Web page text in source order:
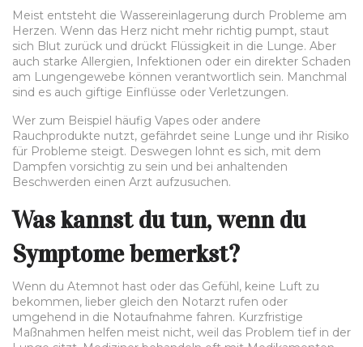
Meist entsteht die Wassereinlagerung durch Probleme am
Herzen. Wenn das Herz nicht mehr richtig pumpt, staut
sich Blut zurück und drückt Flüssigkeit in die Lunge. Aber
auch starke Allergien, Infektionen oder ein direkter Schaden
am Lungengewebe können verantwortlich sein. Manchmal
sind es auch giftige Einflüsse oder Verletzungen.
Wer zum Beispiel häufig Vapes oder andere
Rauchprodukte nutzt, gefährdet seine Lunge und ihr Risiko
für Probleme steigt. Deswegen lohnt es sich, mit dem
Dampfen vorsichtig zu sein und bei anhaltenden
Beschwerden einen Arzt aufzusuchen.
Was kannst du tun, wenn du
Symptome bemerkst?
Wenn du Atemnot hast oder das Gefühl, keine Luft zu
bekommen, lieber gleich den Notarzt rufen oder
umgehend in die Notaufnahme fahren. Kurzfristige
Maßnahmen helfen meist nicht, weil das Problem tief in der